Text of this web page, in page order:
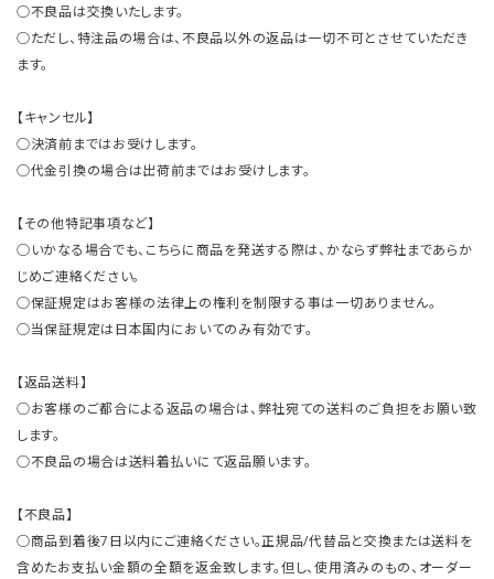
○不良品は交換いたします。
○ただし、特注品の場合は、不良品以外の返品は一切不可とさせていただき
ます。
【キャンセル】
○決済前まではお受けします。
○代金引換の場合は出荷前まではお受けします。
【その他特記事項など】
○いかなる場合でも、こちらに商品を発送する際は、かならず弊社まであらか
じめご連絡ください。
○保証規定はお客様の法律上の権利を制限する事は一切ありません。
○当保証規定は日本国内においてのみ有効です。
【返品送料】
○お客様のご都合による返品の場合は、弊社宛ての送料のご負担をお願い致
します。
○不良品の場合は送料着払いにて返品願います。
【不良品】
○商品到着後7日以内にご連絡ください。正規品/代替品と交換または送料を
含めたお支払い金額の全額を返金致します。但し、使用済みのもの、オーダー